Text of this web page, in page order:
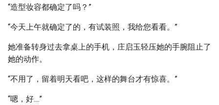
“造型妆容都确定了吗？”
“今天上午就确定了的，有试装照，我给您看看。”
她准备转身过去拿桌上的手机，庄启玉轻压她的手腕阻止了
她的动作。
“不用了，留着明天看吧，这样的舞台才有惊喜。”
“嗯，好....”